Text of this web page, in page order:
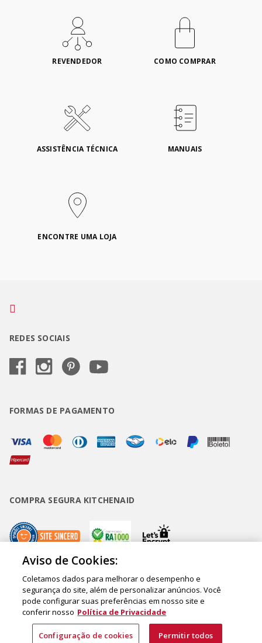
REVENDEDOR COMO COMPRAR
ASSISTÊNCIA TÉCNICA MANUAIS
ENCONTRE UMA LOJA
REDES SOCIAIS
FORMAS DE PAGAMENTO
COMPRA SEGURA KITCHENAID
Copyright • BUD Comércio de Eletrodomésticos Ltda. ® 2020 - CNPJ
62.058.318/0007-76. - Inscrição Municipal/Estadual 148.044.198.118 Sede:
Rua Olympia Semeraro, 675 - Jardim Santa Emília - CEP 04183-090 - São
Paulo - SP - Brasil
Aviso de Cookies:
Coletamos dados para melhorar o desempenho e
segurança do site, além de personalizar anúncios. Você
pode configurar suas preferências em nosso site e
conferir nosso Política de Privacidade
Configuração de cookies Permitir todos